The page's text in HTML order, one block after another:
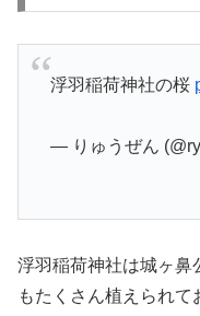
浮羽稲荷神社の桜
— りゅうぜん
浮羽稲荷神社は城ヶ鼻
もたくさん植えられて